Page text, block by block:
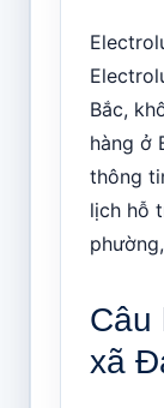
Bắc,
hàng ở
thông
lịch hỗ
Câu
xã